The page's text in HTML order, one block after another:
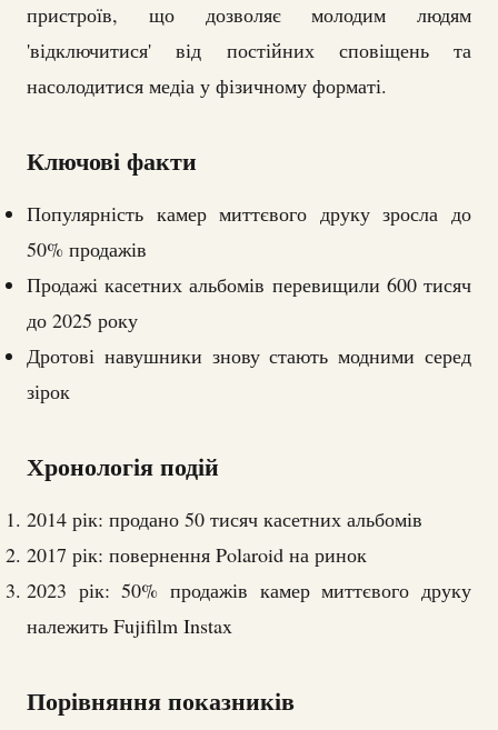
пристроїв, що дозволяє молодим людям
'відключитися' від постійних сповіщень та
насолодитися медіа у фізичному форматі.
Ключові факти
Популярність камер миттєвого друку зросла до
50% продажів
Продажі касетних альбомів перевищили 600 тисяч
до 2025 року
Дротові навушники знову стають модними серед
зірок
Хронологія подій
2014 рік: продано 50 тисяч касетних альбомів
2017 рік: повернення Polaroid на ринок
2023 рік: 50% продажів камер миттєвого друку
належить Fujifilm Instax
Порівняння показників